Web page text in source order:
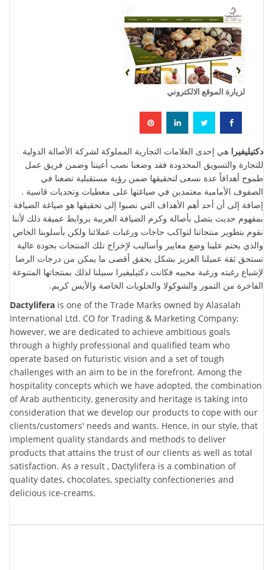
لزيارة الموقع الالكتروني
دكتيليفيرا هي إحدى العلامات التجارية المملوكة لشركة الأصالة الدولية
للتجارة والتسويق المحدودة فقد وضعنا نصب أعيننا وضمن فريق عمل
طموح أهدافاً عدة نسعى لتحقيقها ضمن رؤية مستقبلية تضعنا في
الصفوف الأمامية معتمدين في صياغتها على معطيات وتحديات قاسية .
إضافة إلى أن أحد أهم الأهداف التي نصبوا إلى تحقيقها هو صياغة الضيافة
بمفهوم حديث يتصل بأصالة وكرم الضيافة العربية بروابط عميقة ذلك لأننا
نقوم بتطوير منتجاتنا لتواكب حاجات ورغبات عملائنا ولكن بأسلوبنا الخاص
والذي يحتم علينا وضع معايير وأساليب لإخراج تلك المنتجات بجودة عالية
تستحق ثقة عميلنا العزيز بشكل يحقق أقصى ما يمكن من درجات الرضا
لإشباع رغبته ورغبة محبيه فكانت دكتيليفيرا سبيلنا لذلك بمنتجاتها المتنوعة
الفاخرة من التمور والشوكولا والحلويات الخاصة والأيس كريم.
Dactylifera is one of the Trade Marks owned by Alasalah
International Ltd. CO for Trading & Marketing Company;
however, we are dedicated to achieve ambitious goals
through a highly professional and qualified team who
operate based on futuristic vision and a set of tough
challenges with an aim to be in the forefront. Among the
hospitality concepts which we have adopted, the combination
of Arab authenticity, generosity and heritage is taking into
consideration that we develop our products to cope with our
clients/customers' needs and wants. Hence, in our style, that
implement quality standards and methods to deliver
products that attains the trust of our clients as well as total
satisfaction. As a result , Dactylifera is a combination of
quality dates, chocolates, specialty confectioneries and
delicious ice-creams.